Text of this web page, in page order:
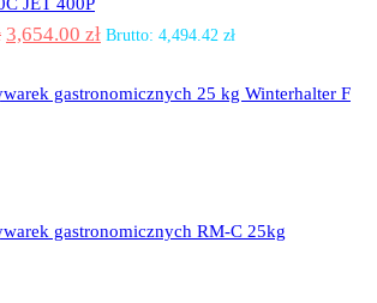
3,654.00 zł Brutto: 4,494.42 zł
gastronomicznych 25 kg Winterhalter F
gastronomicznych RM-C 25kg